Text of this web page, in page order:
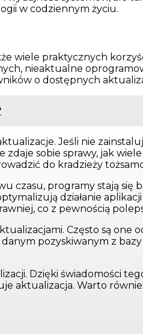
w codziennym życiu.
wiele praktycznych
nieaktualne
o dostępnych
Jeśli nie
zdaje sobie sprawy, jak
do kradzieży
programy stają się
działanie
co z pewnością
Często są one
pozyskiwanym z
Dzięki świadomości
aktualizacja. Warto